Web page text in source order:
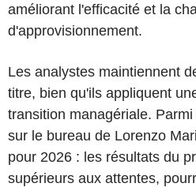
améliorant l'efficacité et la
d'approvisionnement.
Les analystes maintiennent
titre, bien qu'ils appliquent
transition managériale.
sur le bureau de Lorenzo
pour 2026 : les résultats du
supérieurs aux attentes,